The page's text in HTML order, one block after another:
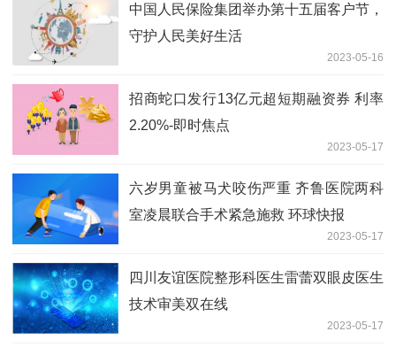
中国人民保险集团举办第十五届客户节，
守护人民美好生活
2023-05-16
招商蛇口发行13亿元超短期融资券 利率
2.20%-即时焦点
2023-05-17
六岁男童被马犬咬伤严重 齐鲁医院两科
室凌晨联合手术紧急施救 环球快报
2023-05-17
四川友谊医院整形科医生雷蕾双眼皮医生
技术审美双在线
2023-05-17